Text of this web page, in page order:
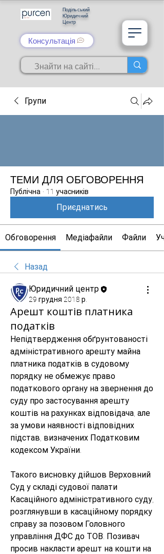
Подільський
Юридичний
Центр
Консультація
Групи
ТЕМИ ДЛЯ ОБГОВОРЕННЯ
Публічна · 11 учасників
Приєднатись
Обговорення Медіафайли Файли
Назад
Юридичний центр
29 грудня 2018 р.
Арешт коштів платника
податків
Непідтвердження обґрунтованості
адміністративного арешту майна
платника податків в судовому
порядку не обмежує право
податкового органу на звернення до
суду про застосування арешту
коштів на рахунках відповідача, але
за умови наявності відповідних
підстав, визначених Податковим
кодексом України.
Такого висновку дійшов Верховний
Суд у складі судової палати
Касаційного адміністративного суду,
розглянувши в касаційному порядку
справу за позовом Головного
управління ДФС до ТОВ. Позивач
просив накласти арешт на кошти на